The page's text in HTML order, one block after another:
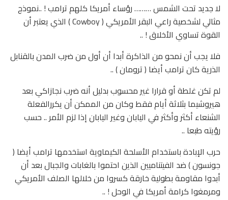
لا جديد تحت الشمس ……… رؤساء أمريكا كلهم ترامب ! ..نموذج
مثالي لشخصية راعي البقر الأمريكي ( Cowboy ) الذي يعتبر أن
القوة تساوي الأخلاق ! ..
فلا يجب أن نمحو من الذاكرة أبدا أن أول من ضرب المدن بالقنابل
الذرية كان ترامب أيضا ( ترومان ) ..
لم تكن غلطة أو قرارا غير محسوب بدليل أنه ضرب نجازاكي بعد
هيروشيما بثلاثة أيام فقط وكان من الممكن أن يكررالفعلة
الشنعاء أكثر وأكثر في اليابان وغير اليابان إذا لزم الأمر .. حسب
رؤيته طبعا ..
حرب الإبادة باستخدام الأسلحة الكيماوية استخدمها ترامب أيضا (
جونسون ) ضد الفيتناميين الذين احتموا بالغابات والجبال بعد أن
أبدوا مقاومة بطولية خارقة كسروا من خلالها الصلف الأمريكي
ومرمغوا كرامة أمريكا في الوحل ! ..